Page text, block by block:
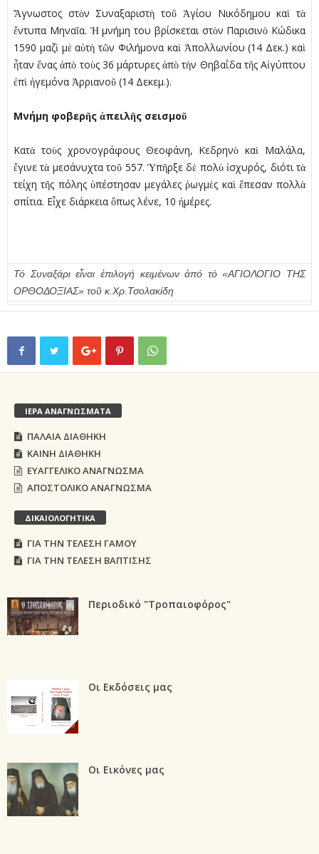
Ἄγνωστος στὸν Συναξαριστὴ τοῦ Ἁγίου Νικόδηµου καὶ τὰ
ἔντυπα Μηναῖα. Ἡ µνήµη του βρίσκεται στὸν Παρισινὸ Κώδικα
1590 µαζὶ µὲ αὐτὴ τῶν Φιλήµονα καὶ Ἀπολλωνίου (14 Δεκ.) καὶ
ἦταν ἕνας ἀπὸ τοὺς 36 µάρτυρες ἀπὸ τὴν Θηβαΐδα τῆς Αἰγύπτου
ἐπὶ ἡγεµόνα Ἀρριανοῦ (14 Δεκεµ.).
Μνήµη φοβερῆς ἀπειλῆς σεισµοῦ
Κατὰ τοὺς χρονογράφους Θεοφάνη, Κεδρηνὸ καὶ Μαλάλα,
ἔγινε τὰ µεσάνυχτα τοῦ 557. Ὑπῆρξε δὲ πολὺ ἰσχυρός, διότι τὰ
τείχη τῆς πόλης ὑπέστησαν µεγάλες ῥωγµὲς καὶ ἔπεσαν πολλὰ
σπίτια. Εἶχε διάρκεια ὅπως λένε, 10 ἡµέρες.
Τό Συναξάρι εἶναι ἐπιλογή κειμένων ἀπό τό «ΑΓΙΟΛΟΓΙΟ ΤΗΣ
ΟΡΘΟΔΟΞΙΑΣ» τοῦ κ.Χρ.Τσολακίδη
ΙΕΡΑ ΑΝΑΓΝΩΣΜΑΤΑ
ΠΑΛΑΙΑ ΔΙΑΘΗΚΗ
ΚΑΙΝΗ ΔΙΑΘΗΚΗ
ΕΥΑΓΓΕΛΙΚΟ ΑΝΑΓΝΩΣΜΑ
ΑΠΟΣΤΟΛΙΚΟ ΑΝΑΓΝΩΣΜΑ
ΔΙΚΑΙΟΛΟΓΗΤΙΚΑ
ΓΙΑ ΤΗΝ ΤΕΛΕΣΗ ΓΑΜΟΥ
ΓΙΑ ΤΗΝ ΤΕΛΕΣΗ ΒΑΠΤΙΣΗΣ
Περιοδικό "Τροπαιοφόρος"
Οι Εκδόσεις μας
Οι Εικόνες μας